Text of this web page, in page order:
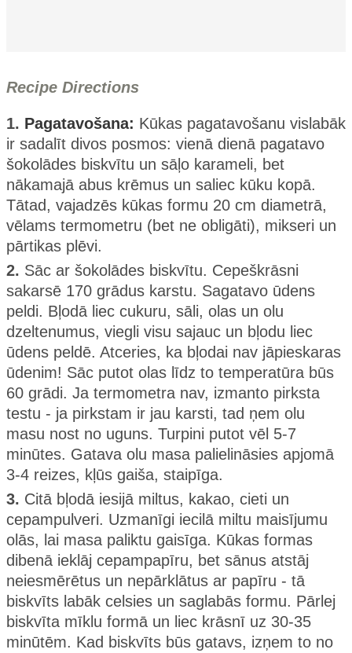
Recipe Directions
1. Pagatavošana: Kūkas pagatavošanu vislabāk
ir sadalīt divos posmos: vienā dienā pagatavo
šokolādes biskvītu un sāļo karameli, bet
nākamajā abus krēmus un saliec kūku kopā.
Tātad, vajadzēs kūkas formu 20 cm diametrā,
vēlams termometru (bet ne obligāti), mikseri un
pārtikas plēvi.
2. Sāc ar šokolādes biskvītu. Cepeškrāsni
sakarsē 170 grādus karstu. Sagatavo ūdens
peldi. Bļodā liec cukuru, sāli, olas un olu
dzeltenumus, viegli visu sajauc un bļodu liec
ūdens peldē. Atceries, ka bļodai nav jāpieskaras
ūdenim! Sāc putot olas līdz to temperatūra būs
60 grādi. Ja termometra nav, izmanto pirksta
testu - ja pirkstam ir jau karsti, tad ņem olu
masu nost no uguns. Turpini putot vēl 5-7
minūtes. Gatava olu masa palielināsies apjomā
3-4 reizes, kļūs gaiša, staipīga.
3. Citā bļodā iesijā miltus, kakao, cieti un
cepampulveri. Uzmanīgi iecilā miltu maisījumu
olās, lai masa paliktu gaisīga. Kūkas formas
dibenā ieklāj cepampapīru, bet sānus atstāj
neiesmērētus un nepārklātus ar papīru - tā
biskvīts labāk celsies un saglabās formu. Pārlej
biskvīta mīklu formā un liec krāsnī uz 30-35
minūtēm. Kad biskvīts būs gatavs, izņem to no